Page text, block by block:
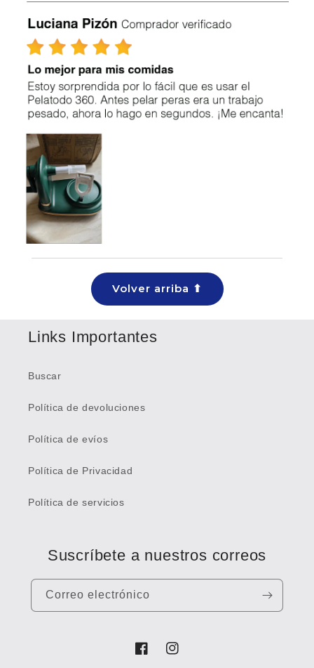
Volver arriba ⬆
Links Importantes
Buscar
Política de devoluciones
Política de evíos
Política de Privacidad
Política de servicios
Suscríbete a nuestros correos
Correo electrónico
FacebookInstagram